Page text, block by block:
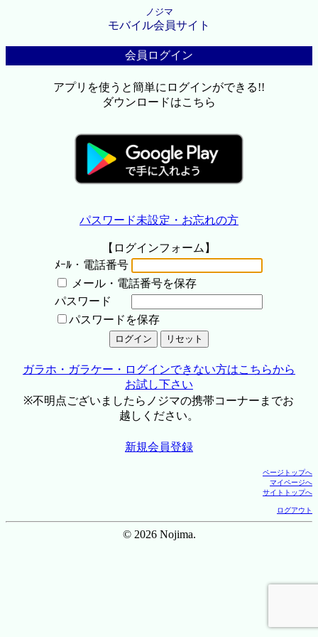
ノジマ
モバイル会員サイト
会員ログイン
アプリを使うと簡単にログインができる!!
ダウンロードはこちら
パスワード未設定・お忘れの方
【ログインフォーム】
ﾒｰﾙ・電話番号
メール・電話番号を保存
パスワード
パスワードを保存
ガラホ・ガラケー・ログインできない方はこちらから
お試し下さい
※不明点ございましたらノジマの携帯コーナーまでお
越しください。
新規会員登録
ページトップへ
マイページへ
サイトトップへ
ログアウト
© 2026 Nojima.